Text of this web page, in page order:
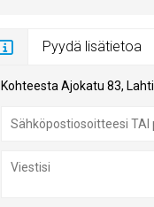
Pyydä lisätietoa
Kohteesta Ajokatu 83, Lahti